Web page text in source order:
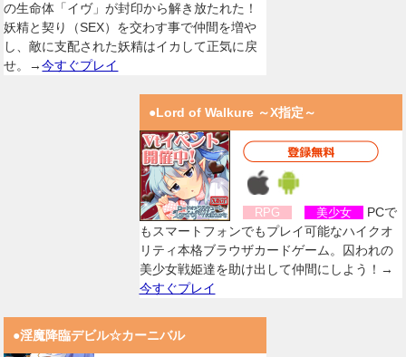
の生命体「イヴ」が封印から解き放たれた！
妖精と契り（SEX）を交わす事で仲間を増や
し、敵に支配された妖精はイカして正気に戻
せ。→今すぐプレイ
●Lord of Walkure ～X指定～
RPG 美少女
PCで
もスマートフォンでもプレイ可能なハイクオ
リティ本格ブラウザカードゲーム。囚われの
美少女戦姫達を助け出して仲間にしよう！→
今すぐプレイ
●淫魔降臨デビル☆カーニバル